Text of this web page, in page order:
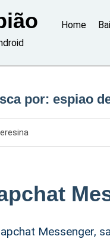
Home
por: espiao
Messenger,